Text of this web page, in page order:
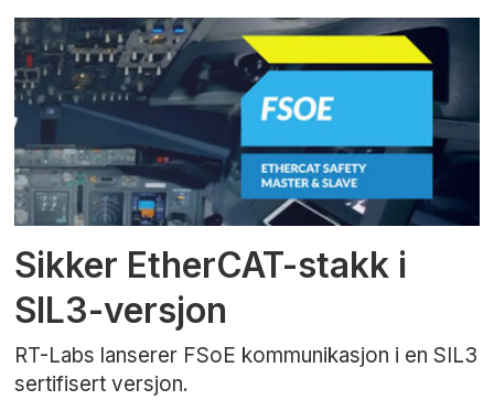
Sikker EtherCAT-stakk i
SIL3-versjon
RT-Labs lanserer FSoE kommunikasjon i en SIL3
sertifisert versjon.